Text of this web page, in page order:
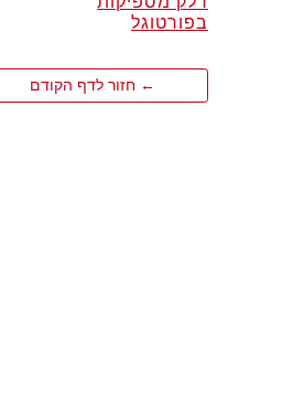
בפורטוגל
← חזור לדף הקודם